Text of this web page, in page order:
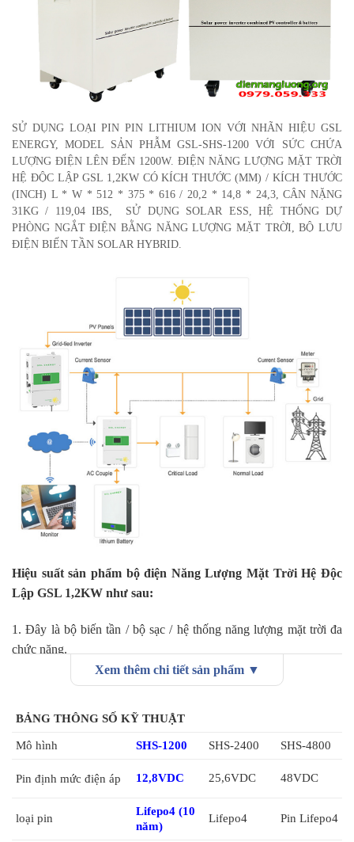
SỬ DỤNG LOẠI PIN PIN LITHIUM ION VỚI NHÃN HIỆU GSL
ENERGY, MODEL SẢN PHẪM GSL-SHS-1200 VỚI SỨC CHỨA
LƯỢNG ĐIỆN LÊN ĐẾN 1200W. ĐIỆN NĂNG LƯỢNG MẶT TRỜI
HỆ ĐỘC LẬP GSL 1,2KW CÓ KÍCH THƯỚC (MM) / KÍCH THƯỚC
(INCH) L * W * 512 * 375 * 616 / 20,2 * 14,8 * 24,3, CÂN NẶNG
31KG / 119,04 IBS, SỬ DỤNG SOLAR ESS, HỆ THỐNG DỰ
PHÒNG NGẮT ĐIỆN BẰNG NĂNG LƯỢNG MẶT TRỜI, BỘ LƯU
ĐIỆN BIẾN TẦN SOLAR HYBRID.
Hiệu suất sản phẩm bộ điện Năng Lượng Mặt Trời Hệ Độc
Lập GSL 1,2KW như sau:
1. Đây là bộ biến tần / bộ sạc / hệ thống năng lượng mặt trời đa
chức năng.
2. Kết hợp các chức năng của biến tần, bộ sạc năng lượng mặt trời
và pin để cung cấp hỗ trợ nguồn điện liên tục với kích thước di
3. Màn hình LCD, định cấu hình dải điện áp đầu vào cho các thiết
bị gia dụng và máy tính cá nhân, định cấu hình dòng sạc pin dựa
4. Tương thích với điện áp chính hoặc nguồn máy phát điện, tự
động khởi động lại trong khi AC đang khôi phục.
Xem thêm chi tiết sản phẩm ▼
BẢNG THÔNG SỐ KỸ THUẬT
Mô hình SHS-1200 SHS-2400 SHS-4800
Pin định mức điện áp 12,8VDC 25,6VDC 48VDC
loại pin
Lifepo4 (10
năm)
Lifepo4 Pin Lifepo4